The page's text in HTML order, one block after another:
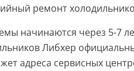
ремонт
начинаются через 5-7
Либхер
адреса сервисных